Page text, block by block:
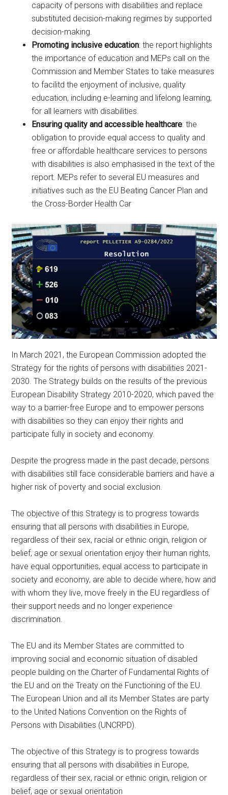
capacity of persons with disabilities and replace
substituted decision-making regimes by supported
decision-making.
Promoting inclusive education: the report highlights
the importance of education and MEPs call on the
Commission and Member States to take measures
to facilitd the enjoyment of inclusive, quality
education, including e-learning and lifelong learning,
for all learners with disabilities.
Ensuring quality and accessible healthcare: the
obligation to provide equal access to quality and
free or affordable healthcare services to persons
with disabilities is also emphasised in the text of the
report. MEPs refer to several EU measures and
initiatives such as the EU Beating Cancer Plan and
the Cross-Border Health Car
In March 2021, the European Commission adopted the
Strategy for the rights of persons with disabilities 2021-
2030. The Strategy builds on the results of the previous
European Disability Strategy 2010-2020, which paved the
way to a barrier-free Europe and to empower persons
with disabilities so they can enjoy their rights and
participate fully in society and economy.
Despite the progress made in the past decade, persons
with disabilities still face considerable barriers and have a
higher risk of poverty and social exclusion.
The objective of this Strategy is to progress towards
ensuring that all persons with disabilities in Europe,
regardless of their sex, racial or ethnic origin, religion or
belief, age or sexual orientation enjoy their human rights,
have equal opportunities, equal access to participate in
society and economy, are able to decide where, how and
with whom they live, move freely in the EU regardless of
their support needs and no longer experience
discrimination.
The EU and its Member States are committed to
improving social and economic situation of disabled
people building on the Charter of Fundamental Rights of
the EU and on the Treaty on the Functioning of the EU.
The European Union and all its Member States are party
to the United Nations Convention on the Rights of
Persons with Disabilities (UNCRPD).
The objective of this Strategy is to progress towards
ensuring that all persons with disabilities in Europe,
regardless of their sex, racial or ethnic origin, religion or
belief, age or sexual orientation